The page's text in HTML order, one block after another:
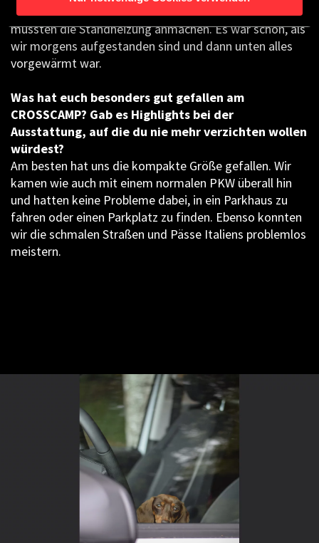
warm. Die letzten Nächte wurde es dann kälter und wir
mussten die Standheizung anmachen. Es war schön, als
wir morgens aufgestanden sind und dann unten alles
vorgewärmt war.
Was hat euch besonders gut gefallen am
CROSSCAMP? Gab es Highlights bei der
Ausstattung, auf die du nie mehr verzichten wollen
würdest?
Am besten hat uns die kompakte Größe gefallen. Wir
kamen wie auch mit einem normalen PKW überall hin
und hatten keine Probleme dabei, in ein Parkhaus zu
fahren oder einen Parkplatz zu finden. Ebenso konnten
wir die schmalen Straßen und Pässe Italiens problemlos
meistern.